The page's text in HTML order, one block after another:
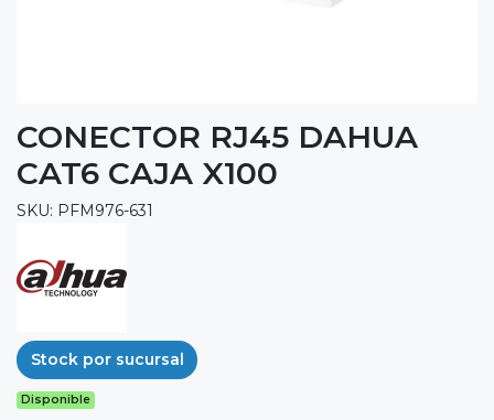
CONECTOR RJ45 DAHUA
CAT6 CAJA X100
SKU: PFM976-631
Stock por sucursal
Disponible